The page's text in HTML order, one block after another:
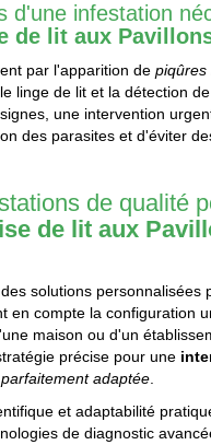
d'une infestation
de lit aux
par l'apparition depiqûres
linge de lit et la détection
une intervention
des parasites et d'éviter
de qualité
de lit aux
solutions personnalisées
en compte la configuration
maison ou d'un
précise pour une
parfaitement adaptée.
et adaptabilité
de diagnostic